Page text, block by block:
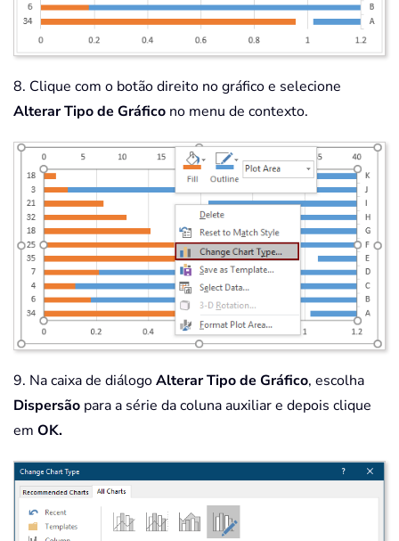
8. Clique com o botão direito no gráfico e selecione
Alterar Tipo de Gráfico no menu de contexto.
9. Na caixa de diálogoAlterar Tipo de Gráfico, escolha
Dispersão para a série da coluna auxiliar e depois clique
em OK.